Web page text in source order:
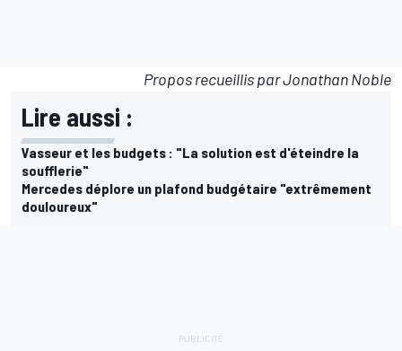
Propos recueillis par Jonathan Noble
Lire aussi :
Vasseur et les budgets : "La solution est d'éteindre la
soufflerie"
Mercedes déplore un plafond budgétaire "extrêmement
douloureux"